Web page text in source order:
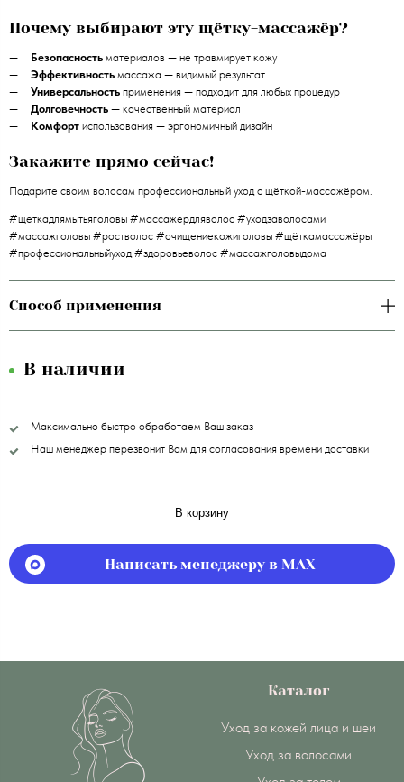
Почему выбирают эту щётку-массажёр?
Безопасность материалов — не травмирует кожу
Эффективность массажа — видимый результат
Универсальность применения — подходит для любых процедур
Долговечность — качественный материал
Комфорт использования — эргономичный дизайн
Закажите прямо сейчас!
Подарите своим волосам профессиональный уход с щёткой-массажёром.
#щёткадлямытьяголовы #массажёрдляволос #уходзаволосами
#массажголовы #ростволос #очищениекожиголовы #щёткамассажёры
#профессиональныйуход #здоровьеволос #массажголовыдома
Способ применения
В наличии
Максимально быстро обработаем Ваш заказ
Наш менеджер перезвонит Вам для согласования времени доставки
В корзину
Написать менеджеру в MAX
Каталог
Уход за кожей лица и шеи
Уход за волосами